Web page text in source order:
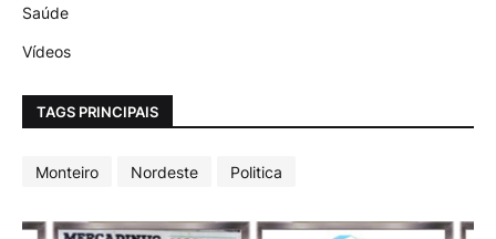
Saúde
Vídeos
TAGS PRINCIPAIS
Monteiro Nordeste Politica